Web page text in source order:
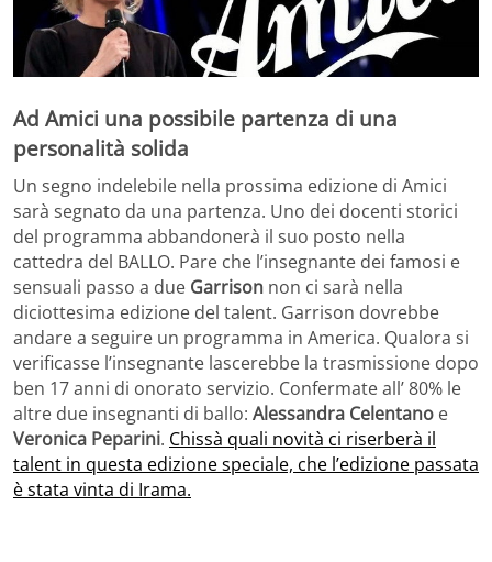
Ad Amici una possibile partenza di una
personalità solida
Un segno indelebile nella prossima edizione di Amici
sarà segnato da una partenza. Uno dei docenti storici
del programma abbandonerà il suo posto nella
cattedra del BALLO. Pare che l’insegnante dei famosi e
sensuali passo a due Garrison non ci sarà nella
diciottesima edizione del talent. Garrison dovrebbe
andare a seguire un programma in America. Qualora si
verificasse l’insegnante lascerebbe la trasmissione dopo
ben 17 anni di onorato servizio. Confermate all’ 80% le
altre due insegnanti di ballo: Alessandra Celentano e
Veronica Peparini. Chissà quali novità ci riserberà il
talent in questa edizione speciale, che l’edizione passata
è stata vinta di Irama.